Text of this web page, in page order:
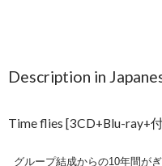
Description in
Time flies [3CD+Blu-ray+
グループ結成からの10年間が